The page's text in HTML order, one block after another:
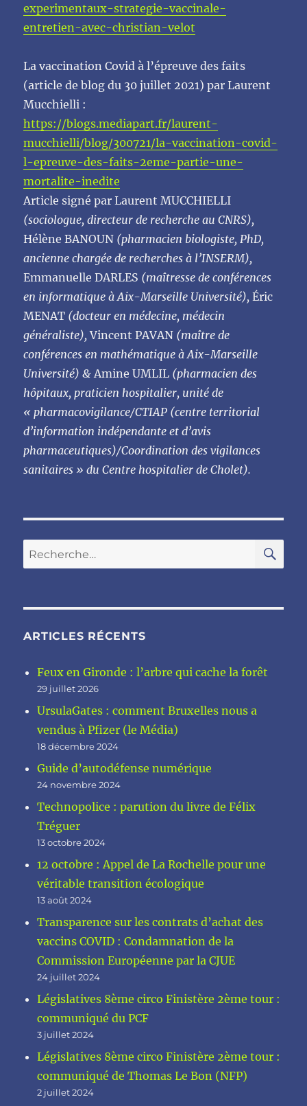
experimentaux-strategie-vaccinale-
entretien-avec-christian-velot
La vaccination Covid à l’épreuve des faits
(article de blog du 30 juillet 2021) par Laurent
Mucchielli :
https://blogs.mediapart.fr/laurent-
mucchielli/blog/300721/la-vaccination-covid-
l-epreuve-des-faits-2eme-partie-une-
mortalite-inedite
Article signé par Laurent MUCCHIELLI
(sociologue, directeur de recherche au CNRS),
Hélène BANOUN (pharmacien biologiste, PhD,
ancienne chargée de recherches à l’INSERM),
Emmanuelle DARLES (maîtresse de conférences
en informatique à Aix-Marseille Université),Éric
MENAT (docteur en médecine, médecin
généraliste),Vincent PAVAN (maître de
conférences en mathématique à Aix-Marseille
Université) &Amine UMLIL (pharmacien des
hôpitaux, praticien hospitalier, unité de
« pharmacovigilance/CTIAP (centre territorial
d’information indépendante et d’avis
pharmaceutiques)/Coordination des vigilances
sanitaires » du Centre hospitalier de Cholet).
Recherche
pour :
ARTICLES RÉCENTS
Feux en Gironde : l’arbre qui cache la forêt
29 juillet 2026
UrsulaGates : comment Bruxelles nous a
vendus à Pfizer (le Média)
18 décembre 2024
Guide d’autodéfense numérique
24 novembre 2024
Technopolice : parution du livre de Félix
Tréguer
13 octobre 2024
12 octobre : Appel de La Rochelle pour une
véritable transition écologique
13 août 2024
Transparence sur les contrats d’achat des
vaccins COVID : Condamnation de la
Commission Européenne par la CJUE
24 juillet 2024
Législatives 8ème circo Finistère 2ème tour :
communiqué du PCF
3 juillet 2024
Législatives 8ème circo Finistère 2ème tour :
communiqué de Thomas Le Bon (NFP)
2 juillet 2024